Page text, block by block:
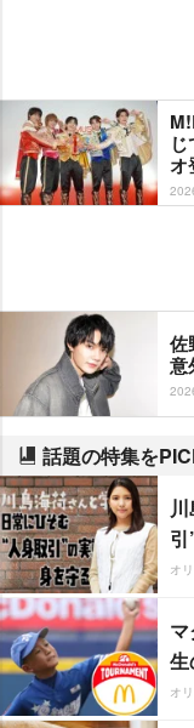
オ
佐
意
話題の特集を
オ
生
オ